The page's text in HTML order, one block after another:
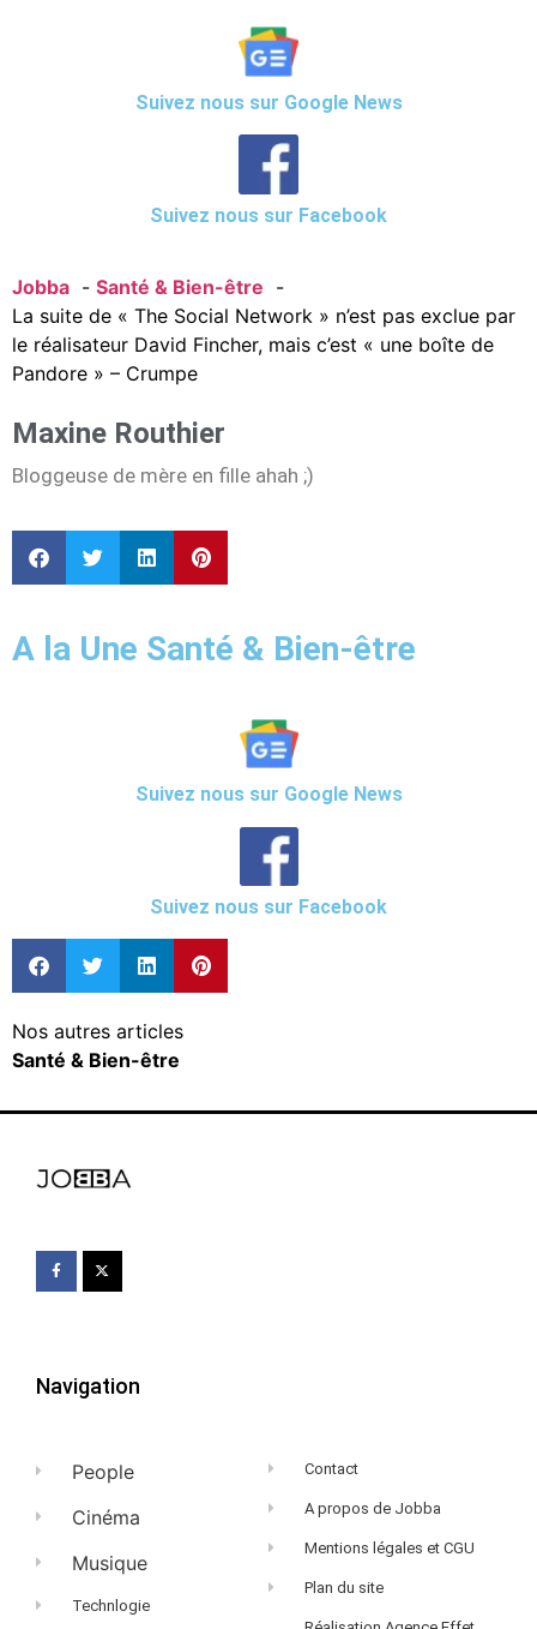
Suivez nous sur Google News
Suivez nous sur Facebook
Jobba
Santé & Bien-être
La suite de « The Social Network » n’est pas exclue par
le réalisateur David Fincher, mais c’est « une boîte de
Pandore » – Crumpe
Maxine Routhier
Bloggeuse de mère en fille ahah ;)
A la Une Santé & Bien-être
Suivez nous sur Google News
Suivez nous sur Facebook
Nos autres articles
Santé & Bien-être
Navigation
People
Cinéma
Musique
Technlogie
Contact
A propos de Jobba
Mentions légales et CGU
Plan du site